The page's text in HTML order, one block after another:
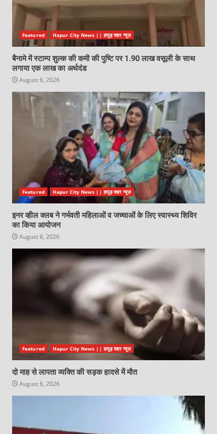
Featured Hapur City News || हापुड़ शहर न्यूज़
बैनामे में स्टाम्प शुल्क की कमी की पुष्टि पर 1.90 लाख वसूली के साथ
लगाया एक लाख का अर्थदंड
August 6, 2026
Featured Hapur City News || हापुड़ शहर न्यूज़
इनर व्हील क्लब ने गर्भवती महिलाओं व जच्चाओं के लिए स्वास्थ्य शिविर
का किया आयोजन
August 6, 2026
Featured Hapur City News || हापुड़ शहर न्यूज़
दो माह से लापता व्यक्ति की सड़क हादसे में मौत
August 6, 2026